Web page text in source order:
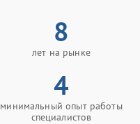
8
лет на рынке
4
минимальный опыт работы
специалистов